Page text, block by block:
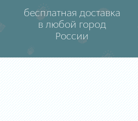
бесплатная доставка
в любой город
России